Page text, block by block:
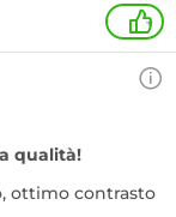
+
qualità!
ottimo contrasto